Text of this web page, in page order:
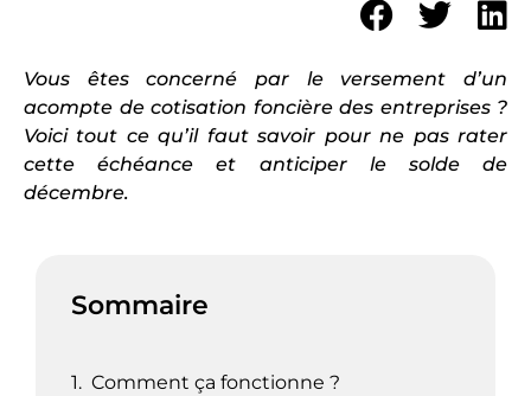
Vous êtes concerné par le versement d’un
acompte de cotisation foncière des entreprises ?
Voici tout ce qu’il faut savoir pour ne pas rater
cette échéance et anticiper le solde de
décembre.
Sommaire
Comment ça fonctionne ?